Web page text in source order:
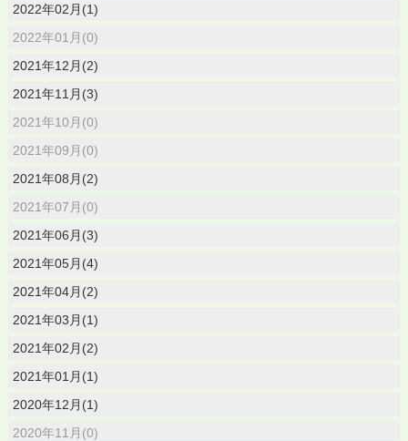
2022年02月(1)
2022年01月(0)
2021年12月(2)
2021年11月(3)
2021年10月(0)
2021年09月(0)
2021年08月(2)
2021年07月(0)
2021年06月(3)
2021年05月(4)
2021年04月(2)
2021年03月(1)
2021年02月(2)
2021年01月(1)
2020年12月(1)
2020年11月(0)